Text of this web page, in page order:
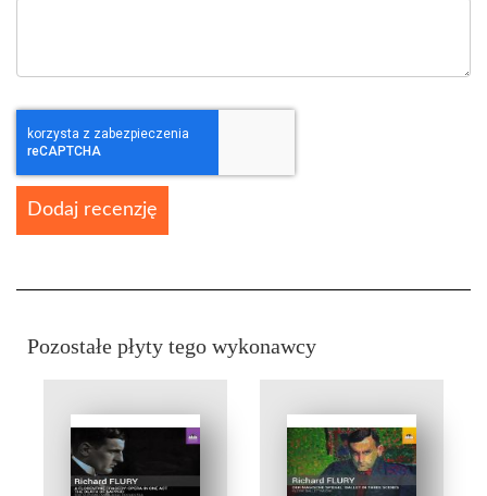
Dodaj recenzję
Pozostałe płyty tego wykonawcy